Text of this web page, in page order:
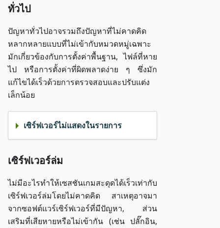
ทั่วไป
ปัญหาทั่วไปอาจรวมถึงปัญหาที่ไม่คาดคิด
หลากหลายแบบที่ไม่เข้ากับหมวดหมู่เฉพาะ
มักเกี่ยวข้องกับการตั้งค่าพื้นฐาน, ไฟล์ที่หาย
ไป หรือการตั้งค่าที่ผิดพลาดง่าย ๆ ซึ่งมัก
แก้ไขได้เร็วด้วยการตรวจสอบและปรับแต่ง
เล็กน้อย
เซิร์ฟเวอร์ไม่แสดงในรายการ
เซิร์ฟเวอร์ล่ม
ไม่มีอะไรทำให้เซสชันเกมสะดุดได้เร็วเท่ากับ
เซิร์ฟเวอร์ล่มโดยไม่คาดคิด สาเหตุอาจมา
จากซอฟต์แวร์เซิร์ฟเวอร์ที่มีปัญหา, ส่วน
เสริมที่เสียหายหรือไม่เข้ากัน (เช่น ปลั๊กอิน,